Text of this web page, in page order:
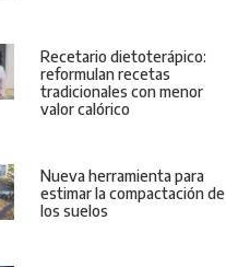
Recetario dietoterápico:
reformulan recetas
tradicionales con menor
valor calórico
Nueva herramienta para
estimar la compactación de
los suelos